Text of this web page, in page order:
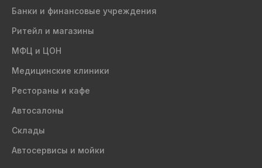
Банки и финансовые учреждения
Ритейл и магазины
МФЦ и ЦОН
Медицинские клиники
Рестораны и кафе
Автосалоны
Склады
Автосервисы и мойки